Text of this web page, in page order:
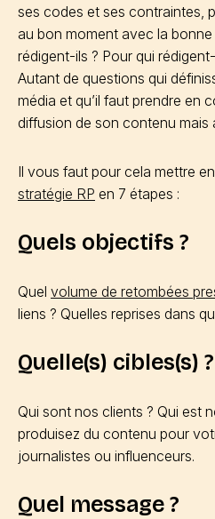
ses codes et ses contraintes,
au bon moment avec la
rédigent-ils ? Pour qui
Autant de questions qui
média et qu’il faut prendre en
diffusion de son contenu mais
Il vous faut pour cela mettre
stratégie RP en 7 étapes :
Quels objectifs ?
Quel volume de retombées
liens ? Quelles reprises dans
Quelle(s) cibles(s) ?
Qui sont nos clients ? Qui est
produisez du contenu pour
journalistes ou influenceurs.
Quel message ?